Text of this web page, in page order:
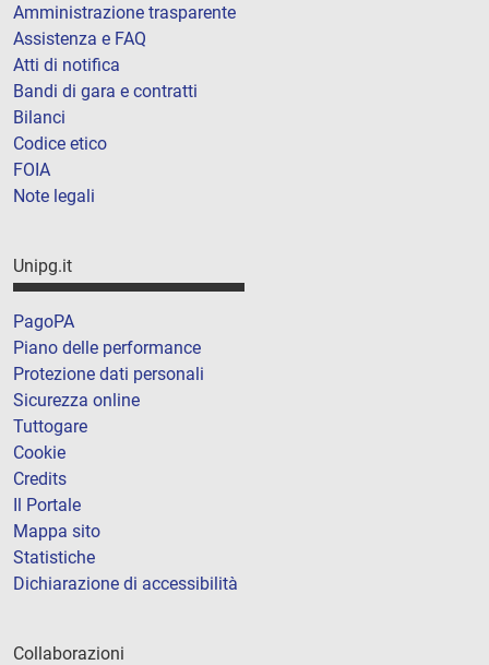
Amministrazione trasparente
Assistenza e FAQ
Atti di notifica
Bandi di gara e contratti
Bilanci
Codice etico
FOIA
Note legali
Unipg.it
PagoPA
Piano delle performance
Protezione dati personali
Sicurezza online
Tuttogare
Cookie
Credits
Il Portale
Mappa sito
Statistiche
Dichiarazione di accessibilità
Collaborazioni